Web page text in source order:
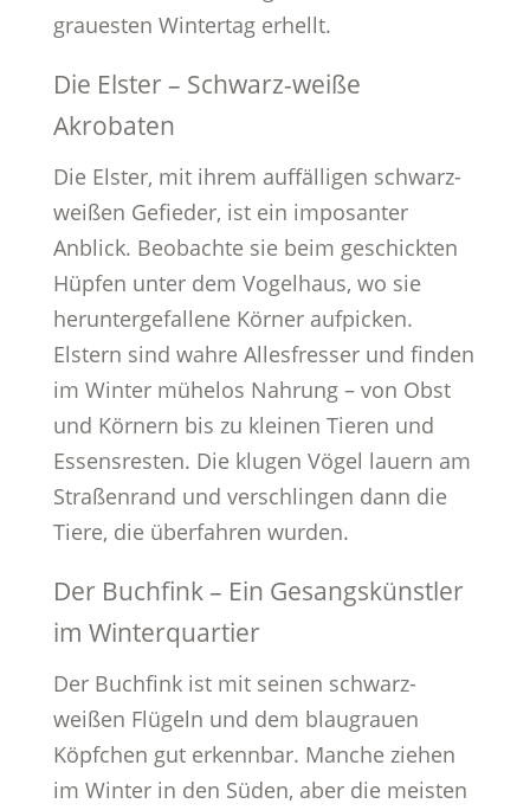
grauesten Wintertag erhellt.
Die Elster – Schwarz-weiße
Akrobaten
Die Elster, mit ihrem auffälligen schwarz-
weißen Gefieder, ist ein imposanter
Anblick. Beobachte sie beim geschickten
Hüpfen unter dem Vogelhaus, wo sie
heruntergefallene Körner aufpicken.
Elstern sind wahre Allesfresser und finden
im Winter mühelos Nahrung – von Obst
und Körnern bis zu kleinen Tieren und
Essensresten. Die klugen Vögel lauern am
Straßenrand und verschlingen dann die
Tiere, die überfahren wurden.
Der Buchfink – Ein Gesangskünstler
im Winterquartier
Der Buchfink ist mit seinen schwarz-
weißen Flügeln und dem blaugrauen
Köpfchen gut erkennbar. Manche ziehen
im Winter in den Süden, aber die meisten